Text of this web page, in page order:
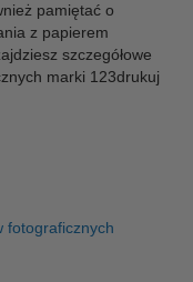
pamiętać o
z papierem
szczegółowe
marki 123drukuj
fotograficznych